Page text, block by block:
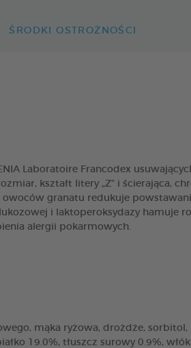
ŚRODKI OSTROŻNOŚCI
Laboratoire Francodex
kształt litery „Z” i ścierająca,
granatu redukuje
i laktoperoksydazy
alergii pokarmowych.
mąka ryżowa, drożdże,
19.0%, tłuszcz surowy 0.9%,